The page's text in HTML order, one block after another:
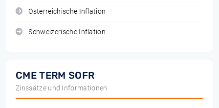
Österreichische Inflation
Schweizerische Inflation
CME TERM SOFR
Zinssätze und Informationen